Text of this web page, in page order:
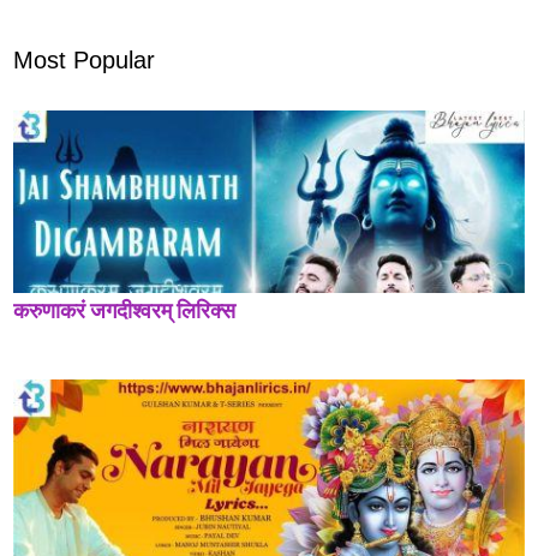
Most Popular
करुणाकरं जगदीश्वरम् लिरिक्स